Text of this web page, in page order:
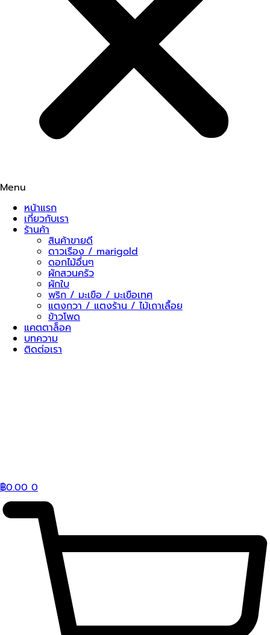
Menu
หน้าแรก
เกี่ยวกับเรา
ร้านค้า
สินค้าขายดี
ดาวเรือง / marigold
ดอกไม้อื่นๆ
ผักสวนครัว
ผักใบ
พริก / มะเขือ / มะเขือเทศ
แตงกวา / แตงร้าน / ไม้เถาเลื้อย
ข้าวโพด
แคตตาล็อค
บทความ
ติดต่อเรา
฿0.00 0